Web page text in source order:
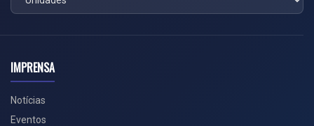
IMPRENSA
Notícias
Eventos